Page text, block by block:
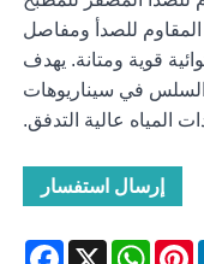
للصدأ ومفاصل
قوية ومتانة. يهدف
التشغيل السلس في سيناريوهات
المياه عالية التدفق.
إرسال استفسار
X
WhatsAppPinterest